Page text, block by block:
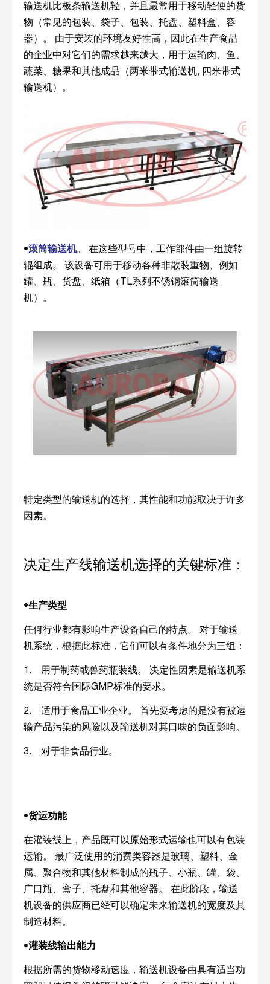
输送机比板条输送机轻，并且最常用于移动轻便的货
物（常见的包装、袋子、包装、托盘、塑料盒、容
器）。 由于安装的环境友好性高，因此在生产食品
的企业中对它们的需求越来越大，用于运输肉、鱼、
蔬菜、糖果和其他成品（两米带式输送机, 四米带式
输送机）。
•滚筒输送机。 在这些型号中，工作部件由一组旋转
辊组成。 该设备可用于移动各种非散装重物、例如
罐、瓶、货盘、纸箱（TL系列不锈钢滚筒输送
机）。
特定类型的输送机的选择，其性能和功能取决于许多
因素。
决定生产线输送机选择的关键标准：
•生产类型
任何行业都有影响生产设备自己的特点。 对于输送
机系统，根据此标准，它们可以有条件地分为三组：
1. 用于制药或兽药瓶装线。 决定性因素是输送机系
统是否符合国际GMP标准的要求。
2. 适用于食品工业企业。 首先要考虑的是没有被运
输产品污染的风险以及输送机对其口味的负面影响。
3. 对于非食品行业。
•货运功能
在灌装线上，产品既可以原始形式运输也可以有包装
运输。 最广泛使用的消费类容器是玻璃、塑料、金
属、聚合物和其他材料制成的瓶子、小瓶、罐、袋、
广口瓶、盒子、托盘和其他容器。 在此阶段，输送
机设备的供应商已经可以确定未来输送机的宽度及其
制造材料。
•灌装线输出能力
根据所需的货物移动速度，输送机设备由具有适当功